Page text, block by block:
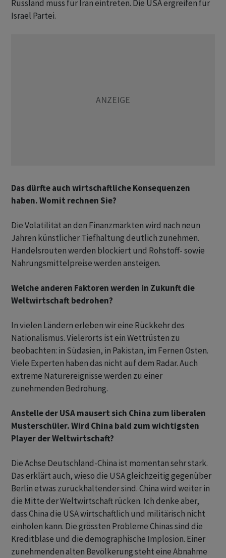
Russland muss für Iran eintreten. Die USA ergreifen für
Israel Partei.
Das dürfte auch wirtschaftliche Konsequenzen
haben. Womit rechnen Sie?
Die Volatilität an den Finanzmärkten wird nach neun
Jahren künstlicher Tiefhaltung deutlich zunehmen.
Handelsrouten werden blockiert und Rohstoff- sowie
Nahrungsmittelpreise werden ansteigen.
Welche anderen Faktoren werden in Zukunft die
Weltwirtschaft bedrohen?
In vielen Ländern erleben wir eine Rückkehr des
Nationalismus. Vielerorts ist ein Wettrüsten zu
beobachten: in Südasien, in Pakistan, im Fernen Osten.
Viele Experten haben das nicht auf dem Radar. Auch
extreme Naturereignisse werden zu einer
zunehmenden Bedrohung.
Anstelle der USA mausert sich China zum liberalen
Musterschüler. Wird China bald zum wichtigsten
Player der Weltwirtschaft?
Die Achse Deutschland-China ist momentan sehr stark.
Das erklärt auch, wieso die USA gleichzeitig gegenüber
Berlin etwas zurückhaltender sind. China wird weiter in
die Mitte der Weltwirtschaft rücken. Ich denke aber,
dass China die USA wirtschaftlich und militärisch nicht
einholen kann. Die grössten Probleme Chinas sind die
Kreditblase und die demographische Implosion. Einer
zunehmenden alten Bevölkerung steht eine Abnahme